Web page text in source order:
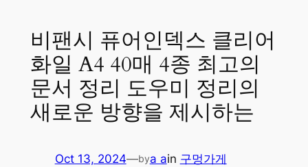
비팬시 퓨어인덱스 클리어
화일 A4 40매 4종 최고의
문서 정리 도우미 정리의
새로운 방향을 제시하는
Oct 13, 2024—bya ain 구멍가게